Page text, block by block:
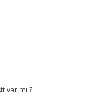
var mı ?